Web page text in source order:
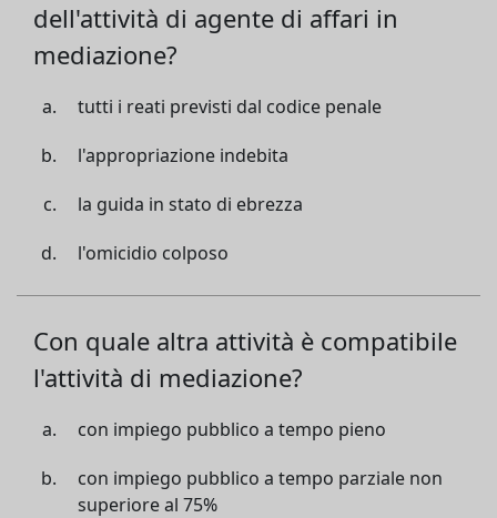
dell'attività di agente di affari in
mediazione?
tutti i reati previsti dal codice penale
l'appropriazione indebita
la guida in stato di ebrezza
l'omicidio colposo
Con quale altra attività è compatibile
l'attività di mediazione?
con impiego pubblico a tempo pieno
con impiego pubblico a tempo parziale non
superiore al 75%